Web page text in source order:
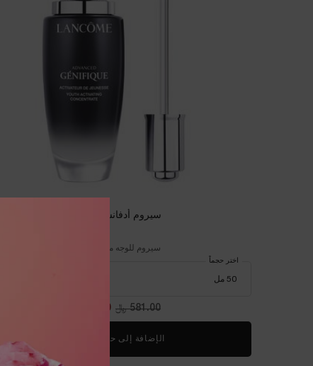
سيروم أدفانسد جينيفيك
سيروم للوجه معزّز للشباب
اختر حجماً
السعر القديم
581.00 ﷼ السعر الجديد
406.70 ﷼
الإضافة إلى حقيبة التسوق